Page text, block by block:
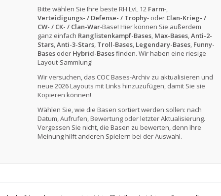
Bitte wählen Sie Ihre beste RH LvL 12 Farm-,
Verteidigungs- / Defense- / Trophy- oder Clan-Krieg- /
CW- / CK- / Clan-War-Base! Hier können Sie außerdem
ganz einfach Ranglistenkampf-Bases, Max-Bases,Anti-2-
Stars,Anti-3-Stars, Troll-Bases, Legendary-Bases, Funny-
Bases oder Hybrid-Basesfinden. Wir haben eine riesige
Layout-Sammlung!
Wir versuchen, das COC Bases-Archiv zu aktualisieren und
neue 2026 Layouts mit Links hinzuzufügen, damit Sie sie
Kopieren können!
Wählen Sie, wie die Basen sortiert werden sollen: nach
Datum, Aufrufen, Bewertung oder letzter Aktualisierung.
Vergessen Sie nicht, die Basen zu bewerten, denn Ihre
Meinung hilft anderen Spielern bei der Auswahl.